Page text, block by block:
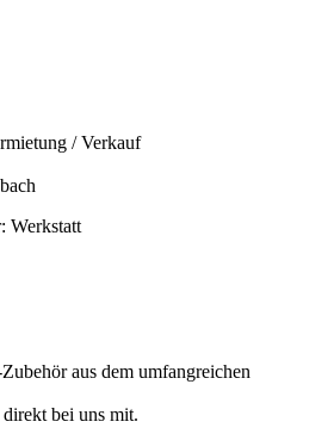
/ Verkauf
Werkstatt
aus dem umfangreichen
bei uns mit.